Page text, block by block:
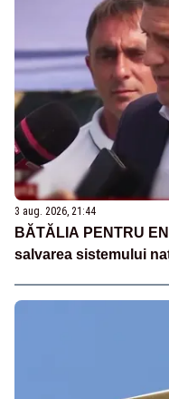
3 aug. 2026, 21:44
BĂTĂLIA PENTRU
salvarea sistemului